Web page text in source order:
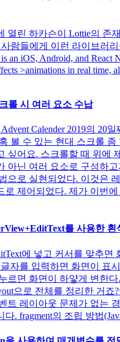
열린 하카슨이 Lottie의 존
람들에게 이런 라이브러
an iOS, Android, and React
>animations in real time,
롤 시 여러 요소 수납
Calender 2019의 20
볼 수 있는 현대 스크롤 좀
싶어요. 스크롤할 때 위에
아닌 여러 요소로 구성하고
으로 실현되었다. 이것은
로 제어되었다. 제가 이번
를 사용한 흰
에 넣고 커서를 맞추면
자를 입력하면 화면이 표
르면 화면이 하얗게 변한
으로 전체를 정리한 거죠
트 레이아웃 문제가 없는
. fragment의 조립 방법